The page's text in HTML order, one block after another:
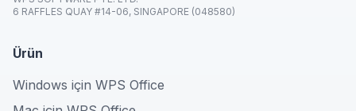
6 RAFFLES QUAY #14-06, SINGAPORE (048580)
Ürün
Windows için WPS Office